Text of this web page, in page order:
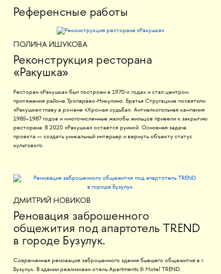
Референсные работы
ПОЛИНА ИШУКОВА
Реконструкция ресторана
«Ракушка»
Ресторан «Ракушка» был построен в 1970-х годах и стал центром
притяжения района Тропарёво-Никулино. Братья Стругацкие посвятили
«Ракушке» главу в романе «Хромая судьба». Антиалкогольная кампания
1985–1987 годов и многочисленные жалобы жильцов привели к закрытию
ресторана. В 2020 «Ракушка» остаётся руиной. Основная задача
проекта — создать уникальный интерьер и вернуть объекту статус
культового.
ДМИТРИЙ НОВИКОВ
Реновация заброшенного
общежития под апартотель TREND
в городе Бузулук.
Современная реновация заброшенного здания бывшего общежития в г.
Бузулук. В здании реализован отель Apartments & Hotel TREND.